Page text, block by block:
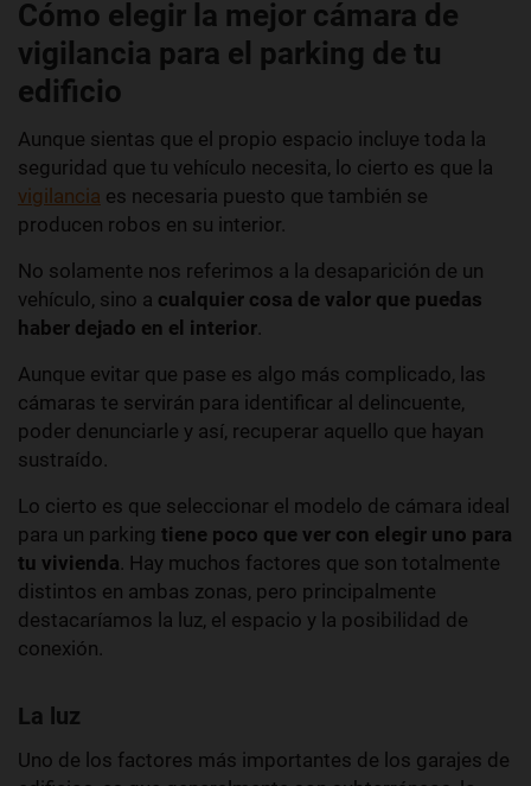
Cómo elegir la mejor cámara de
vigilancia para el parking de tu
edificio
Aunque sientas que el propio espacio incluye toda la
seguridad que tu vehículo necesita, lo cierto es que la
vigilancia es necesaria puesto que también se
producen robos en su interior.
No solamente nos referimos a la desaparición de un
vehículo, sino a cualquier cosa de valor que puedas
haber dejado en el interior.
Aunque evitar que pase es algo más complicado, las
cámaras te servirán para identificar al delincuente,
poder denunciarle y así, recuperar aquello que hayan
sustraído.
Lo cierto es que seleccionar el modelo de cámara ideal
para un parking tiene poco que ver con elegir uno para
tu vivienda. Hay muchos factores que son totalmente
distintos en ambas zonas, pero principalmente
destacaríamos la luz, el espacio y la posibilidad de
conexión.
La luz
Uno de los factores más importantes de los garajes de